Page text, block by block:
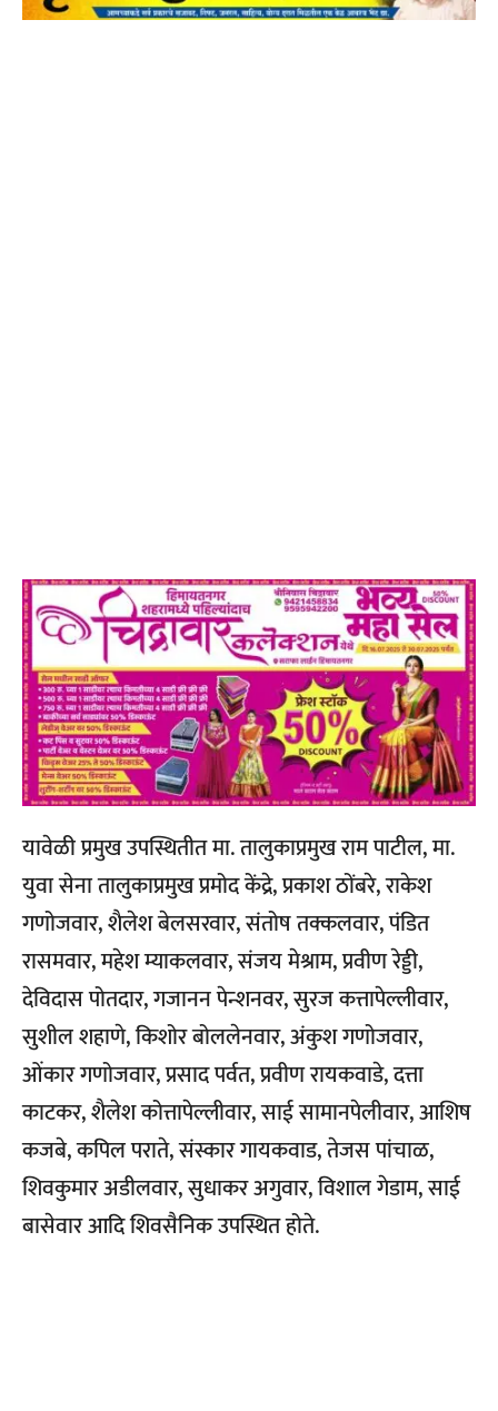
यावेळी प्रमुख उपस्थितीत मा. तालुकाप्रमुख राम पाटील, मा.
युवा सेना तालुकाप्रमुख प्रमोद केंद्रे, प्रकाश ठोंबरे, राकेश
गणोजवार, शैलेश बेलसरवार, संतोष तक्कलवार, पंडित
रासमवार, महेश म्याकलवार, संजय मेश्राम, प्रवीण रेड्डी,
देविदास पोतदार, गजानन पेन्शनवर, सुरज कत्तापेल्लीवार,
सुशील शहाणे, किशोर बोललेनवार, अंकुश गणोजवार,
ओंकार गणोजवार, प्रसाद पर्वत, प्रवीण रायकवाडे, दत्ता
काटकर, शैलेश कोत्तापेल्लीवार, साई सामानपेलीवार, आशिष
कजबे, कपिल पराते, संस्कार गायकवाड, तेजस पांचाळ,
शिवकुमार अडीलवार, सुधाकर अगुवार, विशाल गेडाम, साई
बासेवार आदि शिवसैनिक उपस्थित होते.